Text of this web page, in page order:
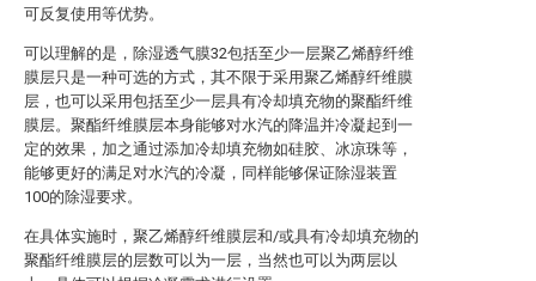
可反复使用等优势。
可以理解的是，除湿透气膜32包括至少一层聚乙烯醇纤维
膜层只是一种可选的方式，其不限于采用聚乙烯醇纤维膜
层，也可以采用包括至少一层具有冷却填充物的聚酯纤维
膜层。聚酯纤维膜层本身能够对水汽的降温并冷凝起到一
定的效果，加之通过添加冷却填充物如硅胶、冰凉珠等，
能够更好的满足对水汽的冷凝，同样能够保证除湿装置
100的除湿要求。
在具体实施时，聚乙烯醇纤维膜层和/或具有冷却填充物的
聚酯纤维膜层的层数可以为一层，当然也可以为两层以